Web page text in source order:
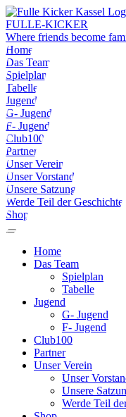
FULLE-KICKER
Where friends become
Home
Das Team
Spielplan
Tabelle
Jugend
G- Jugend
F- Jugend
Club100
Partner
Unser Verein
Unser Vorstand
Unsere Satzung
Werde Teil der Geschichte
Shop
Home
Das Team
Spielplan
Tabelle
Jugend
G- Jugend
F- Jugend
Club100
Partner
Unser Verein
Unser
Unsere
Werde Teil